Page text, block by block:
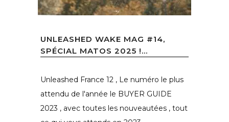
UNLEASHED WAKE MAG #14,
SPÉCIAL MATOS 2025 !...
Unleashed France 12 , Le numéro le plus
attendu de l'année le BUYER GUIDE
2023 , avec toutes les nouveautées , tout